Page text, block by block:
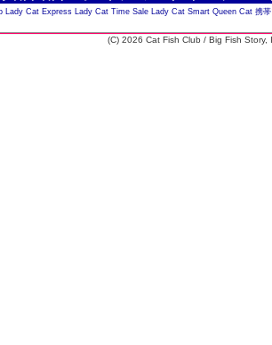
Lady Cat Express Lady Cat Time Sale Lady Cat Smart Queen Cat 携
(C) 2026 Cat Fish Club / Big Fish Story,